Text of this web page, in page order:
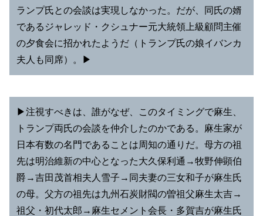
ランプ氏との会談は実現しなかった。だが、同氏の婿
であるジャレッド・クシュナー元大統領上級顧問主催
の夕食会に招かれたようだ（トランプ氏の娘イバンカ
夫人も同席）。▶︎
▶︎注視すべきは、誰がなぜ、このタイミングで麻生、
トランプ両氏の会談を仲介したのかである。麻生家が
日本有数の名門であることは周知の通りだ。母方の祖
先は明治維新の中心となった大久保利通→牧野伸顕伯
爵→吉田茂首相夫人雪子→同夫妻の三女和子が麻生氏
の母。父方の祖先は九州石炭財閥の曽祖父麻生太吉→
祖父・初代太郎→麻生セメント会長・多賀吉が麻生氏